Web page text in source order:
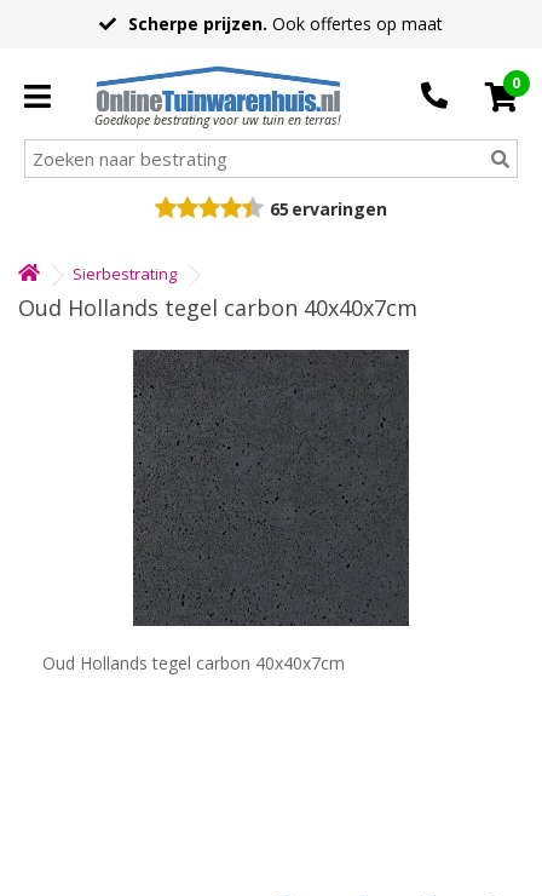
Scherpe prijzen. Ook offertes op maat
Goedkope bestrating voor uw tuin en terras!
0
65 ervaringen
Sierbestrating
Oud Hollands tegel carbon 40x40x7cm
Oud Hollands tegel carbon 40x40x7cm